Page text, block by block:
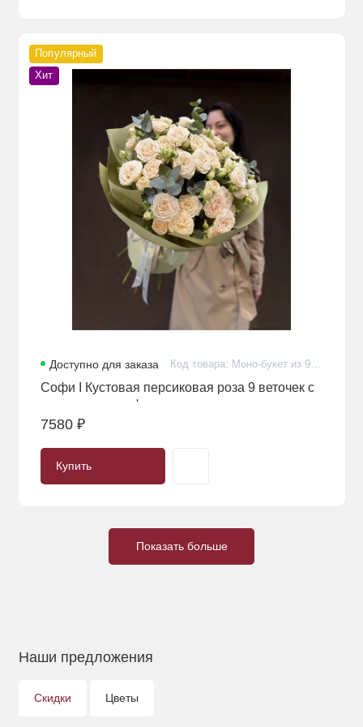
Популярный
Хит
Доступно для заказа Код товара: Моно-букет из 9 персиковых кустовых роз и эвкалипта в оформлении
Софи I Кустовая персиковая роза 9 веточек с
эвкалиптом в оформлении
7580 ₽
Купить
Показать больше
Наши предложения
Скидки Цветы